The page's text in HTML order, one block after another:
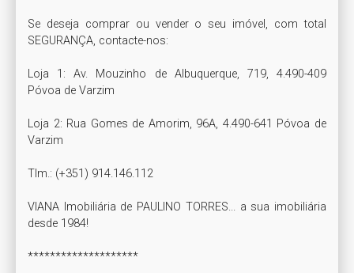
Se deseja comprar ou vender o seu imóvel, com total
SEGURANÇA, contacte-nos:
Loja 1: Av. Mouzinho de Albuquerque, 719, 4.490-409
Póvoa de Varzim
Loja 2: Rua Gomes de Amorim, 96A, 4.490-641 Póvoa de
Varzim
Tlm.: (+351) 914.146.112
VIANA Imobiliária de PAULINO TORRES... a sua imobiliária
desde 1984!
********************